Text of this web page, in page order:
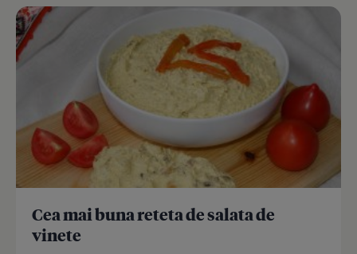
Cea mai buna reteta de salata de
vinete